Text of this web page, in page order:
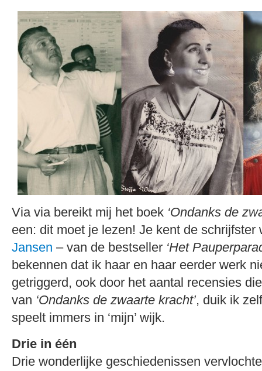
Via via bereikt mij het boek ‘Ondanks de
een: dit moet je lezen! Je kent de
Jansen – van de bestseller ‘Het
bekennen dat ik haar en haar eerder werk
getriggerd, ook door het aantal recensies
van ‘Ondanks de zwaarte kracht’, duik ik
speelt immers in ‘mijn’ wijk.
Drie in één
Drie wonderlijke geschiedenissen